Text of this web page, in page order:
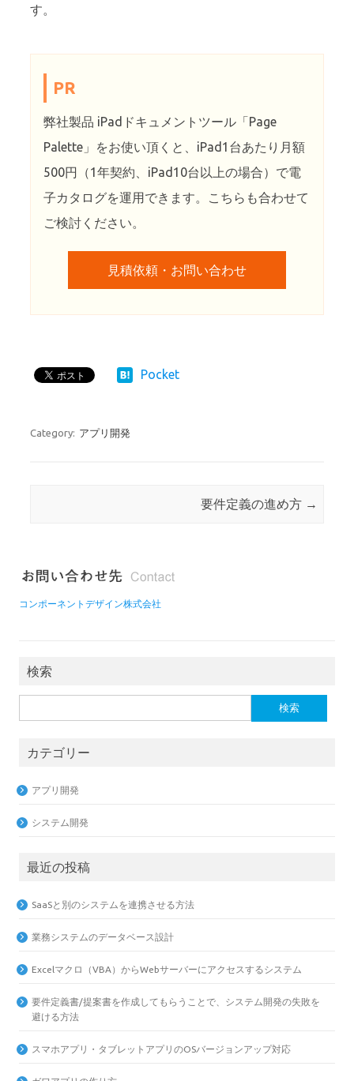
す。
PR
弊社製品 iPadドキュメントツール「Page
Palette」をお使い頂くと、iPad1台あたり月額
500円（1年契約、iPad10台以上の場合）で電
子カタログを運用できます。こちらも合わせて
ご検討ください。
見積依頼・お問い合わせ
Pocket
Category: アプリ開発
要件定義の進め方 →
コンポーネントデザイン株式会社
検索
索:
カテゴリー
アプリ開発
システム開発
最近の投稿
SaaSと別のシステムを連携させる方法
業務システムのデータベース設計
Excelマクロ（VBA）からWebサーバーにアクセスするシステム
要件定義書/提案書を作成してもらうことで、システム開発の失敗を
避ける方法
スマホアプリ・タブレットアプリのOSバージョンアップ対応